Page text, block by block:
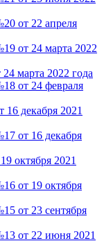
от 22 апреля
от 24 марта 2022
марта 2022 года
от 24 февраля
декабря 2021
от 16 декабря
октября 2021
от 19 октября
от 23 сентября
от 22 июня 2021